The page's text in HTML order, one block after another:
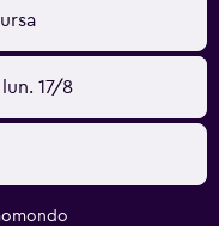
lun. 17/8